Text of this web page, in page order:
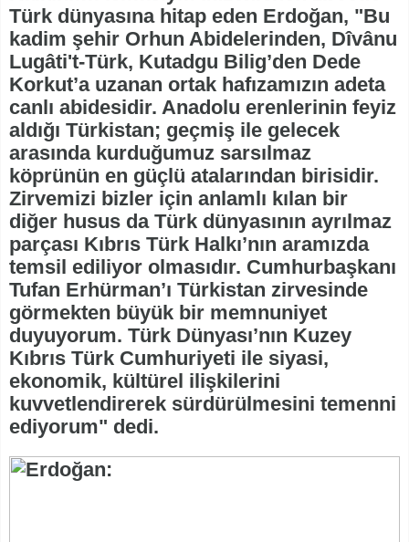
Türk dünyasına hitap eden Erdoğan, "Bu
kadim şehir Orhun Abidelerinden, Dîvânu
Lugâti't-Türk, Kutadgu Bilig’den Dede
Korkut’a uzanan ortak hafızamızın adeta
canlı abidesidir. Anadolu erenlerinin feyiz
aldığı Türkistan; geçmiş ile gelecek
arasında kurduğumuz sarsılmaz
köprünün en güçlü atalarından birisidir.
Zirvemizi bizler için anlamlı kılan bir
diğer husus da Türk dünyasının ayrılmaz
parçası Kıbrıs Türk Halkı’nın aramızda
temsil ediliyor olmasıdır. Cumhurbaşkanı
Tufan Erhürman’ı Türkistan zirvesinde
görmekten büyük bir memnuniyet
duyuyorum. Türk Dünyası’nın Kuzey
Kıbrıs Türk Cumhuriyeti ile siyasi,
ekonomik, kültürel ilişkilerini
kuvvetlendirerek sürdürülmesini temenni
ediyorum" dedi.